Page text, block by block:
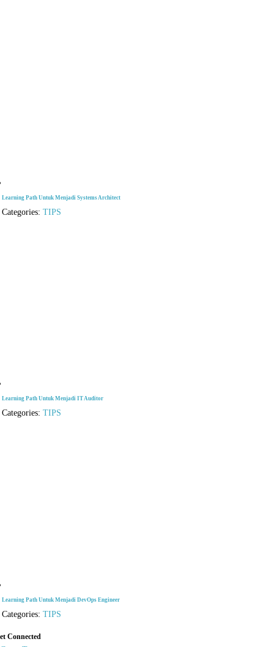
Learning Path Untuk Menjadi Systems Architect
Categories:TIPS
Learning Path Untuk Menjadi IT Auditor
Categories:TIPS
Learning Path Untuk Menjadi DevOps Engineer
Categories:TIPS
Connected